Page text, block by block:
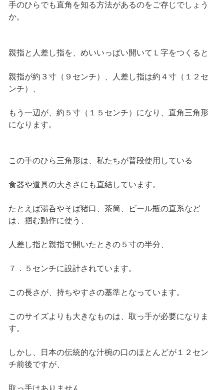
手のひらでも直角を知る方法があるのをご存じでしょう
か。
親指と人差し指を、めいいっぱい開いてＬ字をつくると
親指が約３寸（９センチ）、人差し指は約４寸（１２セ
ンチ）、
もう一辺が、約５寸（１５センチ）になり、直角三角形
になります。
この手のひら三角形は、私たちが普段使用している
食器や道具の大きさにも直結しています。
たとえば湯呑やそば猪口、茶筒、ビール瓶の直系など
は、掴む動作に使う、
人差し指と親指で開いたときの５寸の半分、
７．５センチに設計されています。
この長さが、持ちやすさの基準となっています。
このサイズよりも大きなものは、取っ手が必要になりま
す。
しかし、日本の伝統的な汁椀の口のほとんどが１２セン
チ前後ですが、